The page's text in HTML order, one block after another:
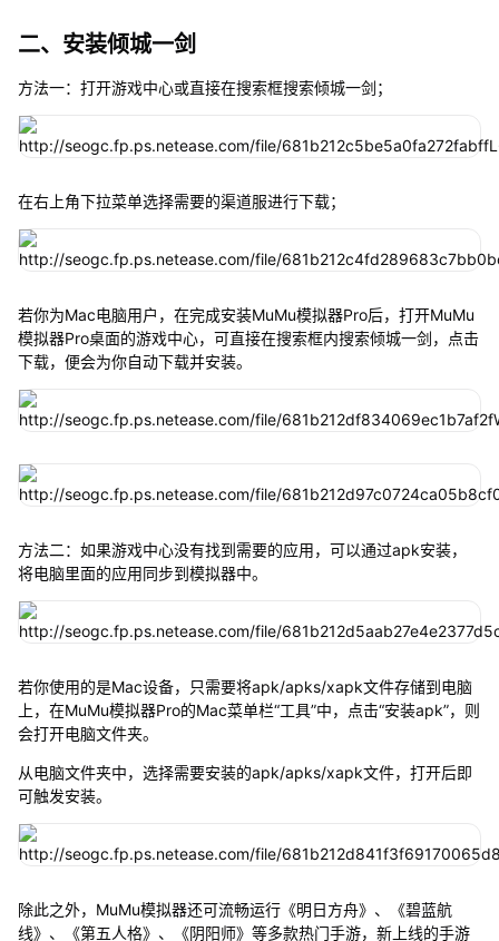
二、安装倾城一剑
方法一：打开游戏中心或直接在搜索框搜索倾城一剑；
在右上角下拉菜单选择需要的渠道服进行下载；
若你为Mac电脑用户，在完成安装MuMu模拟器Pro后，打开MuMu
模拟器Pro桌面的游戏中心，可直接在搜索框内搜索倾城一剑，点击
下载，便会为你自动下载并安装。
方法二：如果游戏中心没有找到需要的应用，可以通过apk安装，
将电脑里面的应用同步到模拟器中。
若你使用的是Mac设备，只需要将apk/apks/xapk文件存储到电脑
上，在MuMu模拟器Pro的Mac菜单栏“工具”中，点击“安装apk”，则
会打开电脑文件夹。
从电脑文件夹中，选择需要安装的apk/apks/xapk文件，打开后即
可触发安装。
除此之外，MuMu模拟器还可流畅运行《明日方舟》、《碧蓝航
线》、《第五人格》、《阴阳师》等多款热门手游，新上线的手游